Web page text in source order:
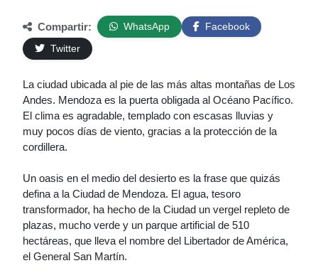
Compartir: WhatsApp
Facebook
Twitter
La ciudad ubicada al pie de las más altas montañas de Los
Andes. Mendoza es la puerta obligada al Océano Pacífico.
El clima es agradable, templado con escasas lluvias y
muy pocos días de viento, gracias a la protección de la
cordillera.
Un oasis en el medio del desierto es la frase que quizás
defina a la Ciudad de Mendoza. El agua, tesoro
transformador, ha hecho de la Ciudad un vergel repleto de
plazas, mucho verde y un parque artificial de 510
hectáreas, que lleva el nombre del Libertador de América,
el General San Martín.